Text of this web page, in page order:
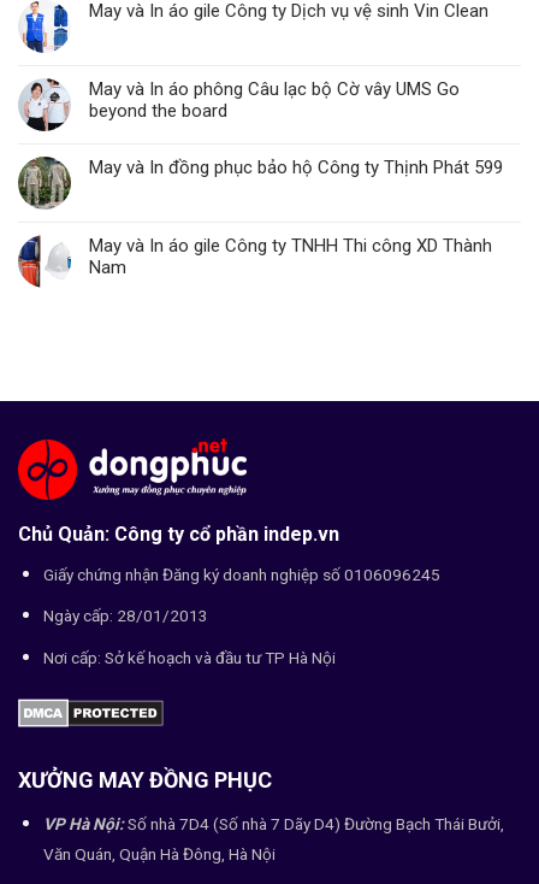
May và In áo gile Công ty Dịch vụ vệ sinh Vin Clean
May và In áo phông Câu lạc bộ Cờ vây UMS Go
beyond the board
May và In đồng phục bảo hộ Công ty Thịnh Phát 599
May và In áo gile Công ty TNHH Thi công XD Thành
Nam
Chủ Quản: Công ty cổ phần indep.vn
Giấy chứng nhận Đăng ký doanh nghiệp số 0106096245
Ngày cấp: 28/01/2013
Nơi cấp: Sở kế hoạch và đầu tư TP Hà Nội
XƯỞNG MAY ĐỒNG PHỤC
VP Hà Nội:Số nhà 7D4 (Số nhà 7 Dãy D4) Đường Bạch Thái Bưởi,
Văn Quán, Quận Hà Đông, Hà Nội